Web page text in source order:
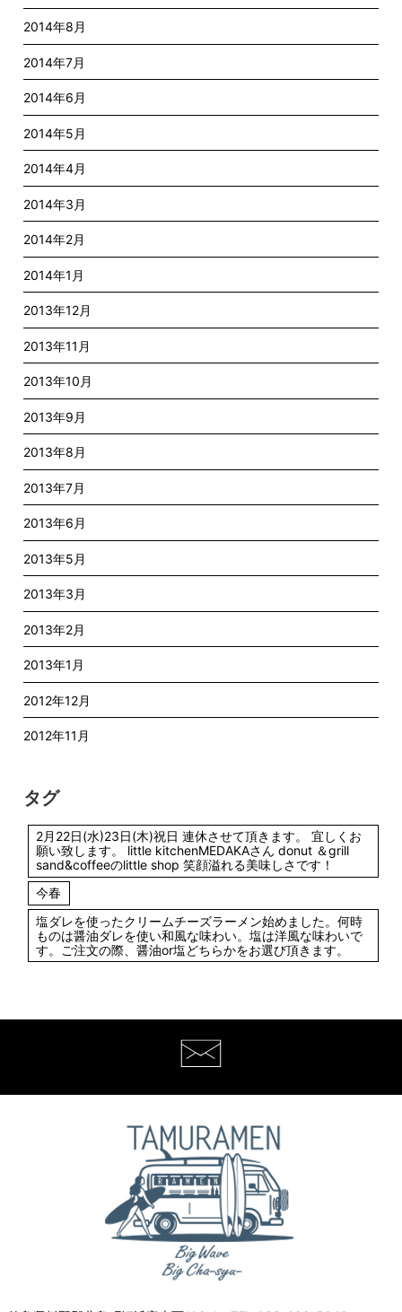
2014年8月
2014年7月
2014年6月
2014年5月
2014年4月
2014年3月
2014年2月
2014年1月
2013年12月
2013年11月
2013年10月
2013年9月
2013年8月
2013年7月
2013年6月
2013年5月
2013年3月
2013年2月
2013年1月
2012年12月
2012年11月
タグ
2月22日(水)23日(木)祝日 連休させて頂きます。 宜しくお
願い致します。 little kitchenMEDAKAさん donut ＆grill
sand&coffeeのlittle shop 笑顔溢れる美味しさです！
今春
塩ダレを使ったクリームチーズラーメン始めました。何時
ものは醤油ダレを使い和風な味わい。塩は洋風な味わいで
す。ご注文の際、醤油or塩どちらかをお選び頂きます。